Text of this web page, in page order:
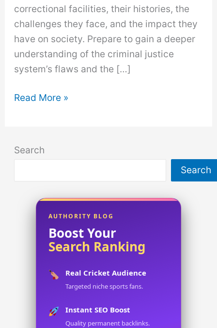
correctional facilities, their histories, the
challenges they face, and the impact they
have on society. Prepare to gain a deeper
understanding of the criminal justice
system’s flaws and the […]
The
America:
Overview.
Read More »
Search
Search
AUTHORITY BLOG
Boost Your
Search Ranking
Real Cricket Audience
Targeted niche sports fans.
Instant SEO Boost
Quality permanent backlinks.